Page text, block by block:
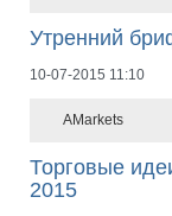
Утренний
10-07-2015 11:10
AMarkets
Торговые
2015